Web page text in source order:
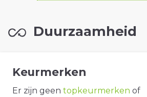
Duurzaamheid
Keurmerken
Er zijn geen topkeurmerken of